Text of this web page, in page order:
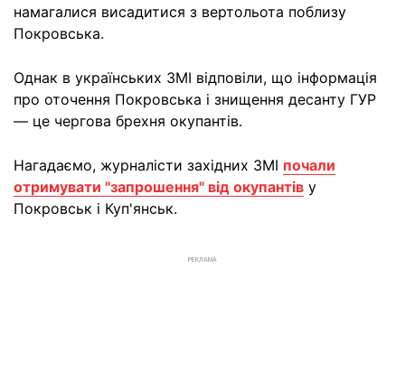
намагалися висадитися з вертольота поблизу
Покровська.
Однак в українських ЗМІ відповіли, що інформація
про оточення Покровська і знищення десанту ГУР
— це чергова брехня окупантів.
Нагадаємо, журналісти західних ЗМІ почали
отримувати "запрошення" від окупантів у
Покровськ і Куп'янськ.
РЕКЛАМА